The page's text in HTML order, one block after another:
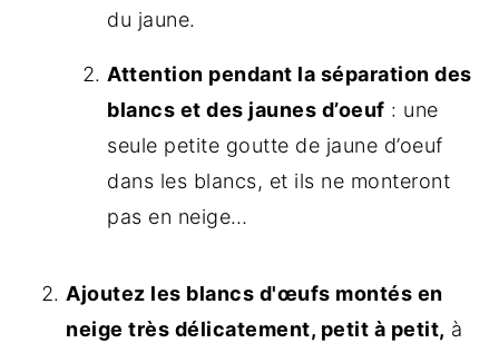
du jaune.
Attention pendant la séparation des
blancs et des jaunes d’oeuf : une
seule petite goutte de jaune d’oeuf
dans les blancs, et ils ne monteront
pas en neige…
Ajoutez les blancs d'œufs montés en
neige très délicatement, petit à petit, à